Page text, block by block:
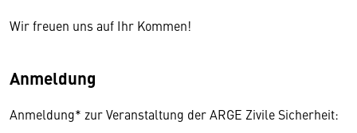
Wir freuen uns auf Ihr Kommen!
Anmeldung
Anmeldung* zur Veranstaltung der ARGE Zivile Sicherheit: